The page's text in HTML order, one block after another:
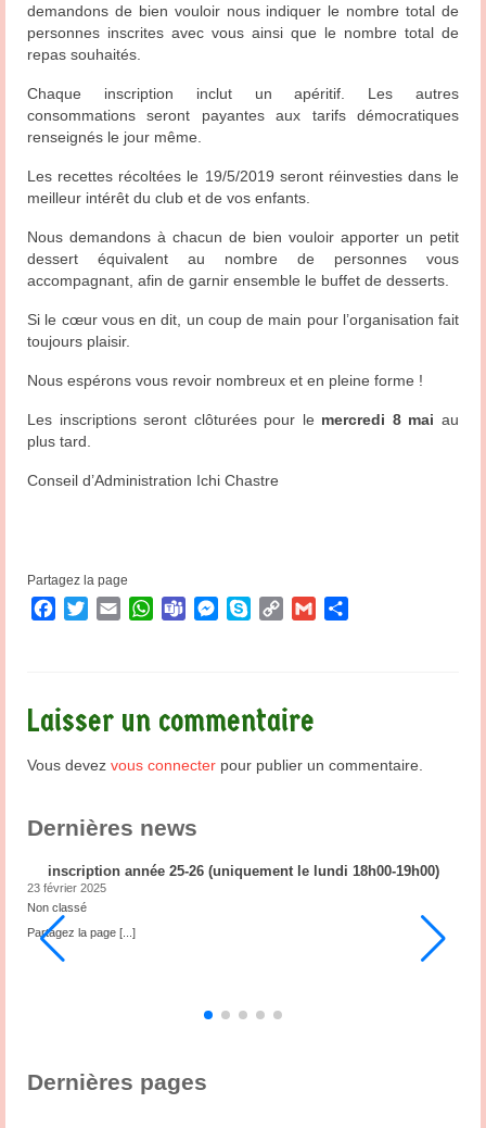
demandons de bien vouloir nous indiquer le nombre total de
personnes inscrites avec vous ainsi que le nombre total de
repas souhaités.
Chaque inscription inclut un apéritif. Les autres
consommations seront payantes aux tarifs démocratiques
renseignés le jour même.
Les recettes récoltées le 19/5/2019 seront réinvesties dans le
meilleur intérêt du club et de vos enfants.
Nous demandons à chacun de bien vouloir apporter un petit
dessert équivalent au nombre de personnes vous
accompagnant, afin de garnir ensemble le buffet de desserts.
Si le cœur vous en dit, un coup de main pour l’organisation fait
toujours plaisir.
Nous espérons vous revoir nombreux et en pleine forme !
Les inscriptions seront clôturées pour le mercredi 8 mai au
plus tard.
Conseil d’Administration Ichi Chastre
Partagez la page
Facebook
TwitterEmailWhatsApp
TeamsMessenger
SkypeCopy Gmail
Laisser un commentaire
Vous devez vous connecter pour publier un commentaire.
Dernières news
inscription année 25-26 (uniquement le lundi 18h00-19h00)
23 février 2025
Non classé
Partagez la page [...]
Dernières pages